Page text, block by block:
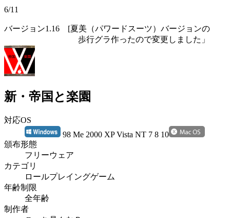
6/11
バージョン1.16 [夏美（パワードスーツ）バージョンの
歩行グラ作ったので変更しました」
新・帝国と楽園
対応OS
98 Me 2000 XP Vista NT 7 8 10
頒布形態
フリーウェア
カテゴリ
ロールプレイングゲーム
年齢制限
全年齢
制作者